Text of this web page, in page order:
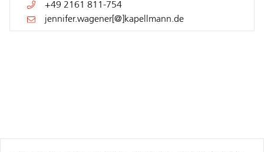
+49 2161 811-754
jennifer.wagener[@]kapellmann.de